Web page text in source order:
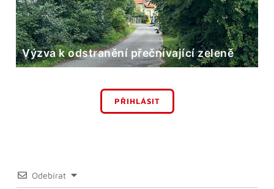
Výzva k odstranění přečnívající zeleně
PŘIHLÁSIT
Odebírat